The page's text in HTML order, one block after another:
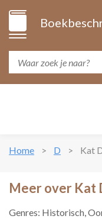
Home D Kat
Meer over Kat
Genres: Historisch,